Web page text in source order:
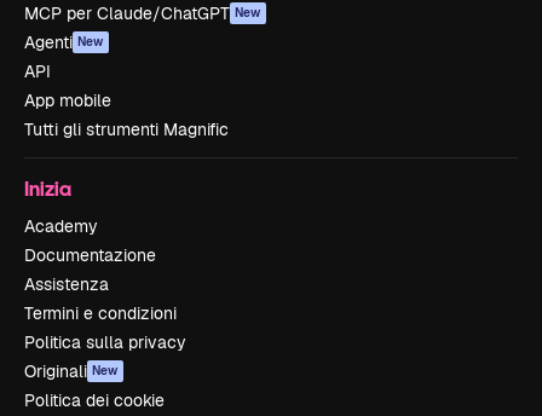
MCP per Claude/ChatGPT New
Agenti New
API
App mobile
Tutti gli strumenti Magnific
Inizia
Academy
Documentazione
Assistenza
Termini e condizioni
Politica sulla privacy
Originali New
Politica dei cookie